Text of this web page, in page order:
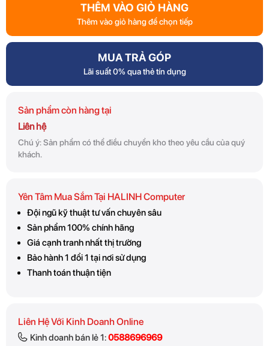
THÊM VÀO GIỎ HÀNG
Thêm vào giỏ hàng để chọn tiếp
MUA TRẢ GÓP
Lãi suất 0% qua thẻ tín dụng
Sản phẩm còn hàng tại
Liên hệ
Chú ý: Sản phẩm có thể điều chuyển kho theo yêu cầu của quý
khách.
Yên Tâm Mua Sắm Tại HALINH Computer
Đội ngũ kỹ thuật tư vấn chuyên sâu
Sản phẩm 100% chính hãng
Giá cạnh tranh nhất thị trường
Bảo hành 1 đổi 1 tại nơi sử dụng
Thanh toán thuận tiện
Liên Hệ Với Kinh Doanh Online
Kinh doanh bán lẻ 1:0588696969